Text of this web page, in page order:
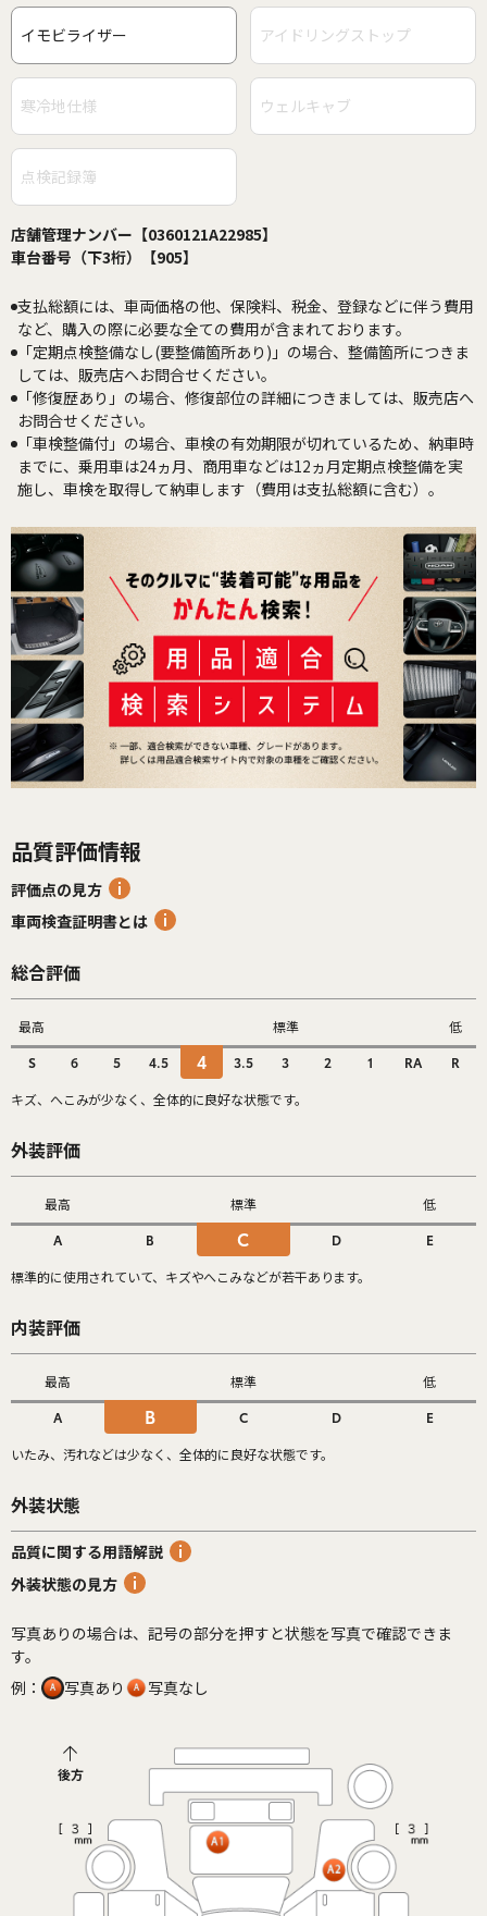
イモビライザー アイドリングストップ
寒冷地仕様 ウェルキャブ
点検記録簿
店舗管理ナンバー【0360121A22985】
車台番号（下3桁）【905】
支払総額には、車両価格の他、保険料、税金、登録などに伴う費用
など、購入の際に必要な全ての費用が含まれております。
「定期点検整備なし(要整備箇所あり)」の場合、整備箇所につきま
しては、販売店へお問合せください。
「修復歴あり」の場合、修復部位の詳細につきましては、販売店へ
お問合せください。
「車検整備付」の場合、車検の有効期限が切れているため、納車時
までに、乗用車は24ヵ月、商用車などは12ヵ月定期点検整備を実
施し、車検を取得して納車します（費用は支払総額に含む）。
品質評価情報
評価点の見方
車両検査証明書とは
総合評価
最高 標準 低
S 6 5 4.5 4 3.5 3 2 1 RA R
キズ、へこみが少なく、全体的に良好な状態です。
外装評価
最高 標準 低
A B C D E
標準的に使用されていて、キズやへこみなどが若干あります。
内装評価
最高 標準 低
A B C D E
いたみ、汚れなどは少なく、全体的に良好な状態です。
外装状態
品質に関する用語解説
外装状態の見方
写真ありの場合は、記号の部分を押すと状態を写真で確認できま
す。
例：
写真あり 写真なし
後方